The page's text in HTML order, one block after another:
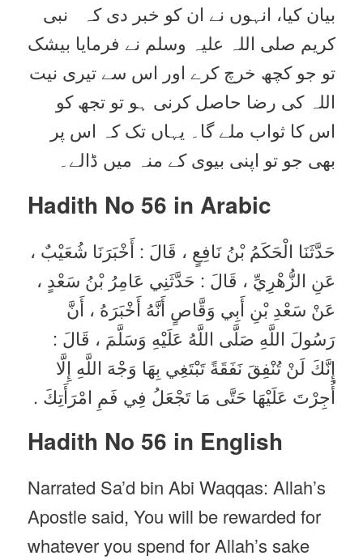
بیان کیا، انہوں نے ان کو خبر دی کہ نبی
کریم صلی اللہ علیہ وسلم نے فرمایا بیشک
تو جو کچھ خرچ کرے اور اس سے تیری نیت
اللہ کی رضا حاصل کرنی ہو تو تجھ کو
اس کا ثواب ملے گا۔ یہاں تک کہ اس پر
بھی جو تو اپنی بیوی کے منہ میں ڈالے۔
Hadith No 56 in Arabic
حَدَّثَنَا الْحَكَمُ بْنُ نَافِعٍ ، قَالَ : أَخْبَرَنَا شُعَيْبٌ ،
عَنِ الزُّهْرِيِّ ، قَالَ : حَدَّثَنِي عَامِرُ بْنُ سَعْدٍ ،
عَنْ سَعْدِ بْنِ أَبِي وَقَّاصٍ أَنَّهُ أَخْبَرَهُ ، أَنَّ
رَسُولَ اللَّهِ صَلَّى اللَّهُ عَلَيْهِ وَسَلَّمَ ، قَالَ :
إِنَّكَ لَنْ تُنْفِقَ نَفَقَةً تَبْتَغِي بِهَا وَجْهَ اللَّهِ إِلَّا
أُجِرْتَ عَلَيْهَا حَتَّى مَا تَجْعَلُ فِي فَمِ امْرَأَتِكَ .
Hadith No 56 in English
Narrated Sa’d bin Abi Waqqas: Allah’s
Apostle said, You will be rewarded for
whatever you spend for Allah’s sake